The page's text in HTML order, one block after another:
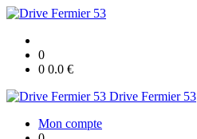
0
0 0.0 €
Drive Fermier 53
Mon compte